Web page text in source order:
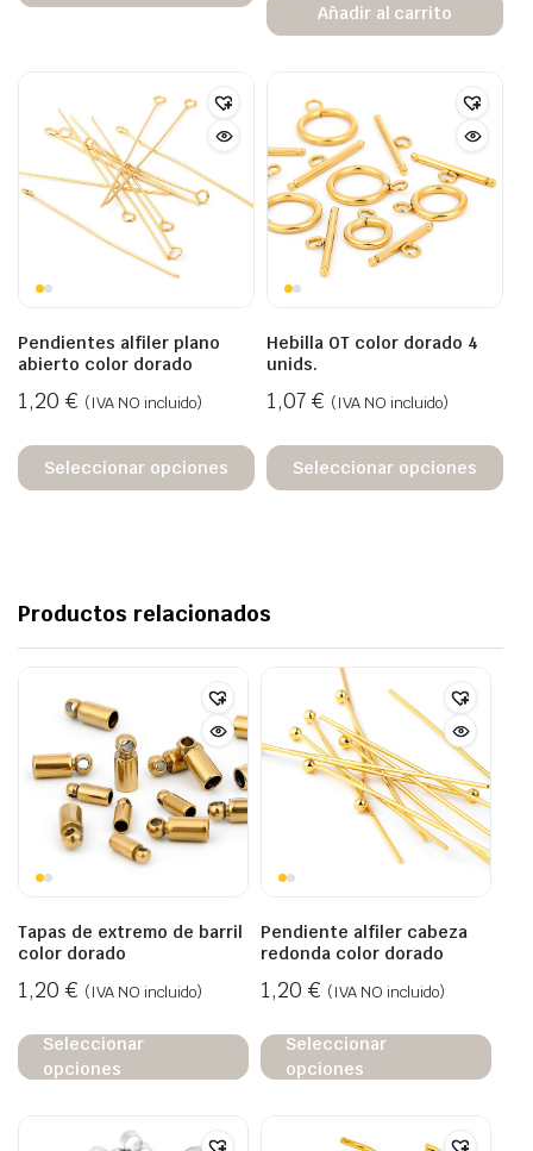
Añadir al carrito
Pendientes alfiler plano
abierto color dorado
1,20 € (IVA NO incluido)
Seleccionar opciones
Hebilla OT color dorado 4
unids.
1,07 € (IVA NO incluido)
Seleccionar opciones
Productos relacionados
Tapas de extremo de barril
color dorado
1,20 € (IVA NO incluido)
Seleccionar
opciones
Pendiente alfiler cabeza
redonda color dorado
1,20 € (IVA NO incluido)
Seleccionar
opciones